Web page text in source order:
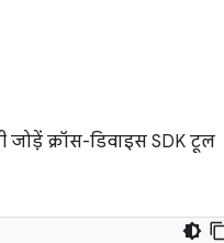
क्रॉस-डिवाइस SDK टूल